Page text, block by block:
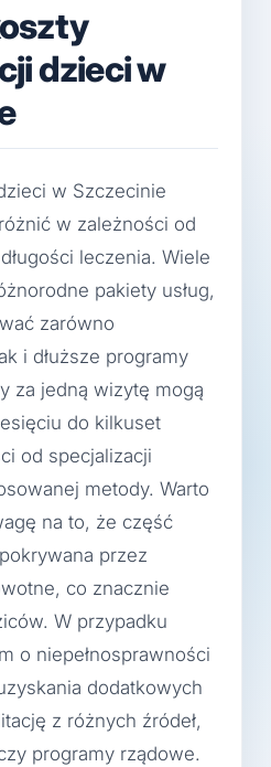
dzieci w
w Szczecinie
w zależności od
leczenia. Wiele
pakiety usług,
zarówno
i dłuższe programy
za jedną wizytę mogą
do kilkuset
od specjalizacji
metody. Warto
na to, że część
przez
co znacznie
W przypadku
o niepełnosprawności
dodatkowych
z różnych źródeł,
programy rządowe.